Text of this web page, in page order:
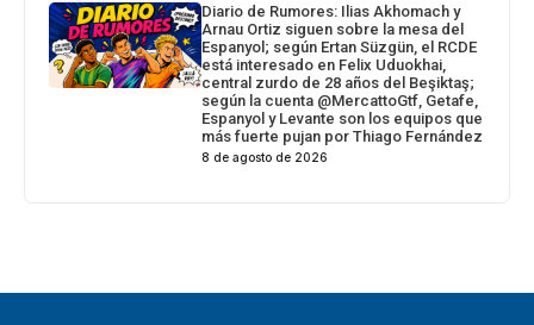
Diario de Rumores: Ilias Akhomach y
Arnau Ortiz siguen sobre la mesa del
Espanyol; según Ertan Süzgün, el RCDE
está interesado en Felix Uduokhai,
central zurdo de 28 años del Beşiktaş;
según la cuenta @MercattoGtf, Getafe,
Espanyol y Levante son los equipos que
más fuerte pujan por Thiago Fernández
8 de agosto de 2026